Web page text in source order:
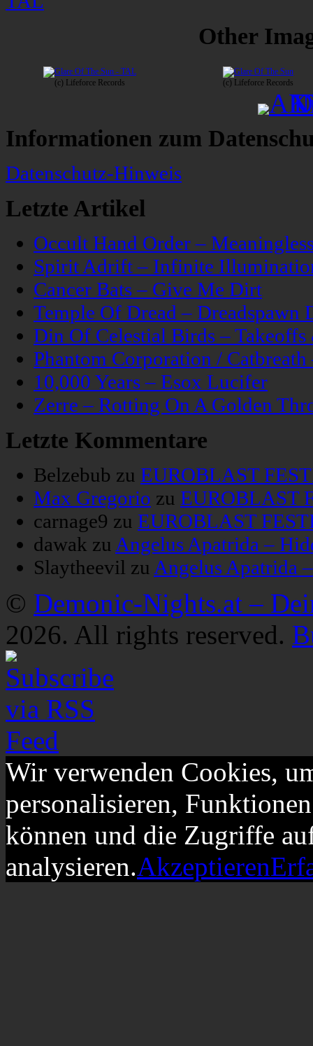
Other
(c) Lifeforce Records (c) Lifeforce Records
Informationen zum
Datenschutz-Hinweis
Letzte Artikel
Occult Hand Order –
Spirit Adrift – Infinite
Cancer Bats – Give Me Dirt
Temple Of Dread – Dreadspawn
Din Of Celestial Birds –
Phantom Corporation /
10,000 Years – Esox Lucifer
Zerre – Rotting On A Golden
Letzte Kommentare
Belzebub zu EUROBLAST
Max Gregorio zu EUROBLAST
carnage9 zu EUROBLAST
dawak zuAngelus Apatrida –
Slaytheevil zuAngelus Apatrida
© Demonic-Nights.at –
2026. All rights reserved.
Wir verwenden Cookies,
personalisieren,
können und die Zugriffe
analysieren.Akzeptieren